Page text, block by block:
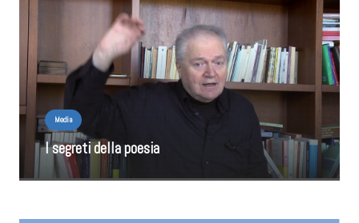
Media
I segreti della poesia